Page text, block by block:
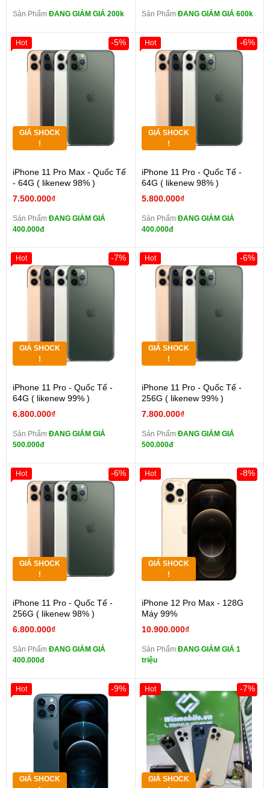
Sản Phẩm ĐANG GIẢM GIÁ 200k Sản Phẩm ĐANG GIẢM GIÁ 600k
GIÁ SHOCK
!
iPhone 11 Pro Max - Quốc Tế
- 64G ( likenew 98% )
7.500.000₫
-5%
Sản Phẩm ĐANG GIẢM GIÁ
400.000đ
Hot
GIÁ SHOCK
!
iPhone 11 Pro - Quốc Tế -
64G ( likenew 98% )
5.800.000₫
-6%
Sản Phẩm ĐANG GIẢM GIÁ
400.000đ
Hot
GIÁ SHOCK
!
iPhone 11 Pro - Quốc Tế -
64G ( likenew 99% )
6.800.000₫
-7%
Sản Phẩm ĐANG GIẢM GIÁ
500.000đ
Hot
GIÁ SHOCK
!
iPhone 11 Pro - Quốc Tế -
256G ( likenew 99% )
7.800.000₫
-6%
Sản Phẩm ĐANG GIẢM GIÁ
500.000đ
Hot
GIÁ SHOCK
!
iPhone 11 Pro - Quốc Tế -
256G ( likenew 98% )
6.800.000₫
-6%
Sản Phẩm ĐANG GIẢM GIÁ
400.000đ
Hot
GIÁ SHOCK
!
iPhone 12 Pro Max - 128G
Máy 99%
10.900.000₫
-8%
Sản Phẩm ĐANG GIẢM GIÁ 1
triệu
Hot
GIÁ SHOCK
-9%
Hot
GIÁ SHOCK
-7%
Hot